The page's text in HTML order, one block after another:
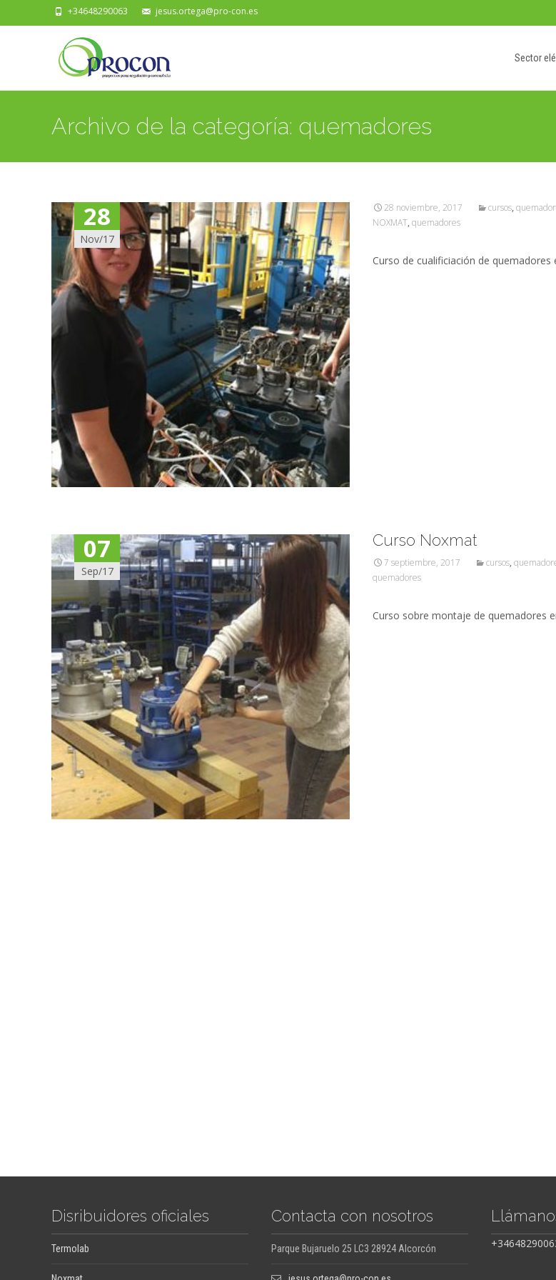
+34648290063 jesus.ortega@pro-con.es
Sector
Archivo de la categoría: quemadores
28
Nov/17
28 noviembre, 2017 cursos,
NOXMAT, quemadores
Curso de cualificiación de quemadores
07
Sep/17
Curso Noxmat
7 septiembre, 2017 cursos,
quemadores
Curso sobre montaje de quemadores
Disribuidores oficiales
Termolab
Contacta con nosotros
Parque Bujaruelo 25 LC3 28924 Alcorcón